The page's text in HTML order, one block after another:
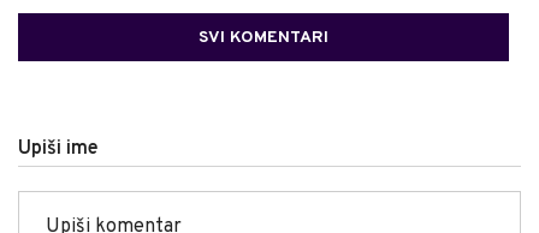
SVI KOMENTARI
Upiši ime